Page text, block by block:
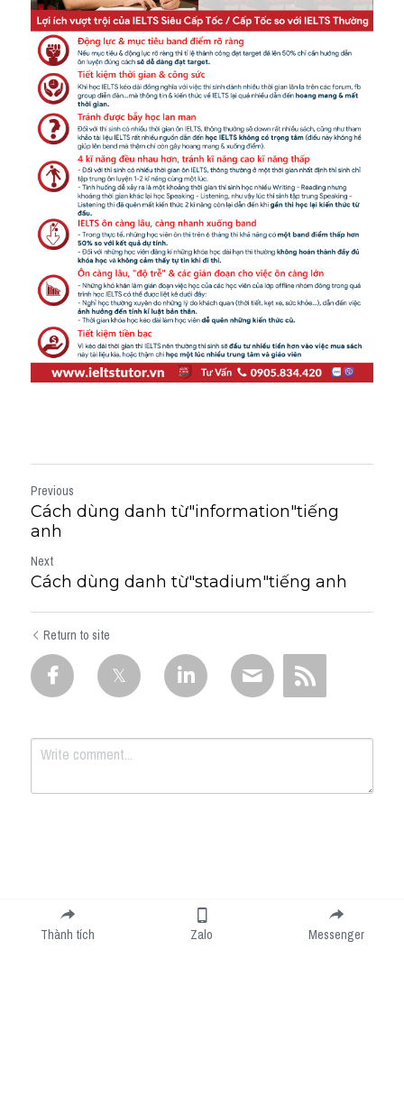
Previous
Cách dùng danh từ"information"tiếng
anh
Next
Cách dùng danh từ"stadium"tiếng anh
Return to site
Submit
Thành tích Zalo Messenger